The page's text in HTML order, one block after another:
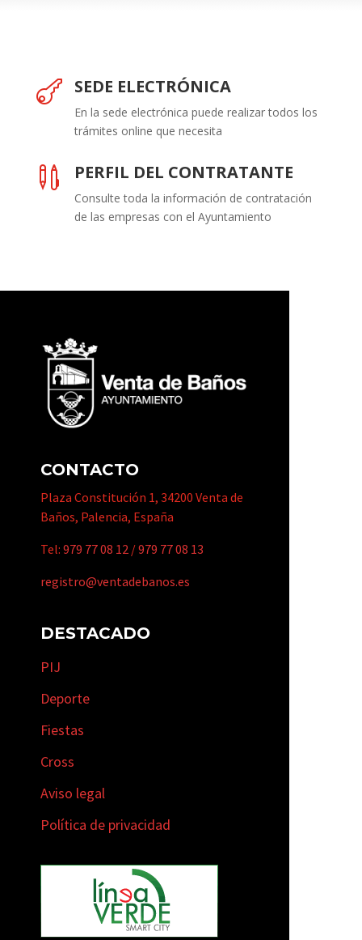
 SEDE ELECTRÓNICA
En la sede electrónica puede realizar todos los
trámites online que necesita
 PERFIL DEL CONTRATANTE
Consulte toda la información de contratación
de las empresas con el Ayuntamiento
CONTACTO
Plaza Constitución 1, 34200 Venta de
Baños, Palencia, España
Tel: 979 77 08 12 /979 77 08 13
registro@ventadebanos.es
DESTACADO
PIJ
Deporte
Fiestas
Cross
Aviso legal
Política de privacidad